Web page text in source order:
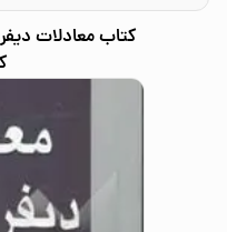
کتابمعادلات